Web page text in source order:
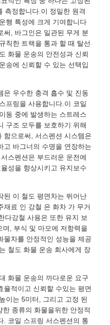
측정합니다.이 정밀한 원격
행 특성에 크게 기여합니다
써, 바그인은 일관된 무게 분
칙한 트랙을 통과 할 때 탈선
화물 운송의 안전성과 신뢰
송에 신뢰할 수 있는 선택입
은 우수한 충격 흡수 및 진동
프링을 사용합니다.이 코일
동 중에 발생하는 스트레스
구조 모두를 보호하기 위해
함으로써, 서스펜션 시스템은
고 바그너의 수명을 연장하는
스펜션은 부드러운 운전에
성을 향상시키고 유지보수
된 이 철도 평면차는 뛰어난
재료 인 강철 은 화차 가 무거
다강철 사용은 또한 유지 보
, 부식 및 마모에 저항력을
물차를 안정적인 성능을 제공
철도 화물 운송 회사에게 장
화물 운송의 까다로운 요구
율적이고 신뢰할 수있는 평면
이는 5미터, 그리고 고정 된
종류의 화물을위한 안정적
. 코일 스프링 서스펜션의 통